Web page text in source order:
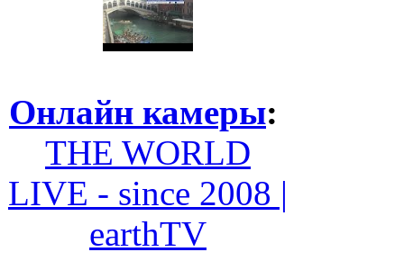
Онлайн камеры:
THE WORLD
LIVE - since 2008 |
earthTV